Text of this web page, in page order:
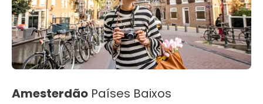
Amesterdão Países Baixos